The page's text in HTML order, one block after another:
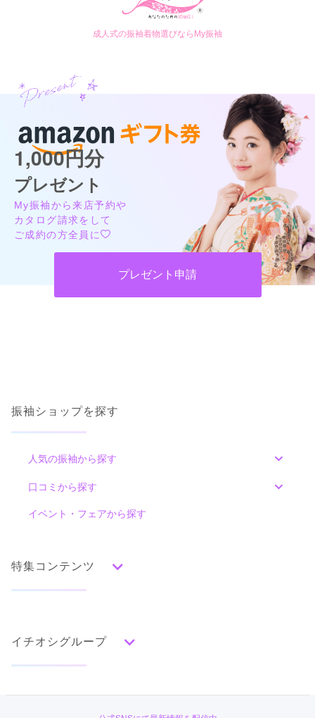
成人式の振袖着物選びならMy振袖
1,000円分
プレゼント
My振袖から来店予約や
カタログ請求をして
ご成約の方全員に
プレゼント申請
振袖ショップを探す
人気の振袖から探す
みんなの振袖ランキングトップ
色別ランキング
グレー
黒 その他
エレガント
レトロ
梅 菊 松 竹 牡丹
口コミから探す
口コミ一覧
イベント・フェアから探す
特集コンテンツ
ママ振特集
個性的振袖コーディネート特集
成人式レポート
イチオシグループ